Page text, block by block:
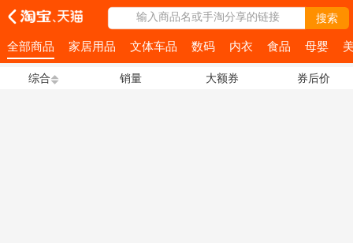
输入商品名或手淘分享的链接 搜索
全部商品 家居用品 文体车品 数码 内衣 食品 母婴
综合 销量 大额券 券后价